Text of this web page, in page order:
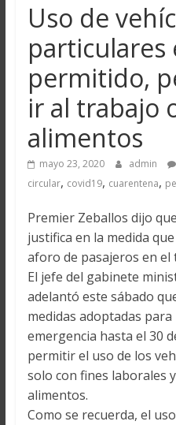
Uso de
particulares
permitido,
ir al trabajo
alimentos
mayo 23, 2020 admin
circular, covid19, cuarentena,
Premier Zeballos dijo
justifica en la medida
aforo de pasajeros en
El jefe del gabinete
adelantó este sábado
medidas adoptadas
emergencia hasta el 30
permitir el uso de los
solo con fines laborales
alimentos.
Como se recuerda, el